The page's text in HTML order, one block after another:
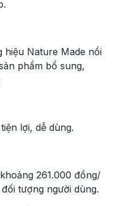
hiệu Nature Made nổi
phẩm bổ sung,
lợi, dễ dùng.
261.000 đồng/
tượng người dùng.